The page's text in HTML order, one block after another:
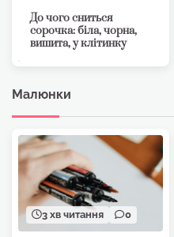
До чого сниться
сорочка: біла, чорна,
вишита, у клітинку
Малюнки
3 хв читання 0